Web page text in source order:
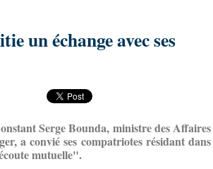
un échange avec ses
Serge Bounda, ministre des Affaires
a convié ses compatriotes résidant dans
mutuelle".